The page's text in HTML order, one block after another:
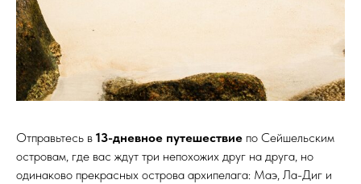
Отправьтесь в 13-дневное путешествие по Сейшельским
островам, где вас ждут три непохожих друг на друга, но
одинаково прекрасных острова архипелага: Маэ, Ла-Диг и